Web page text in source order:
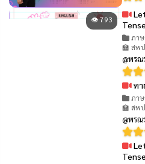
👁 793
ภา
🏫 สพ
@พรณ
ทา
ภา
🏫 สพ
@พรณ